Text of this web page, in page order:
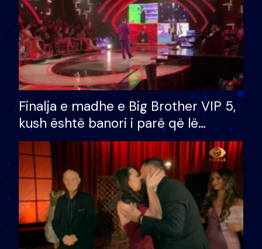
Finalja e madhe e Big Brother VIP 5,
kush është banori i parë që lë
shtëpinë dhe humb mundësinë për
të fituar çmimin e madh